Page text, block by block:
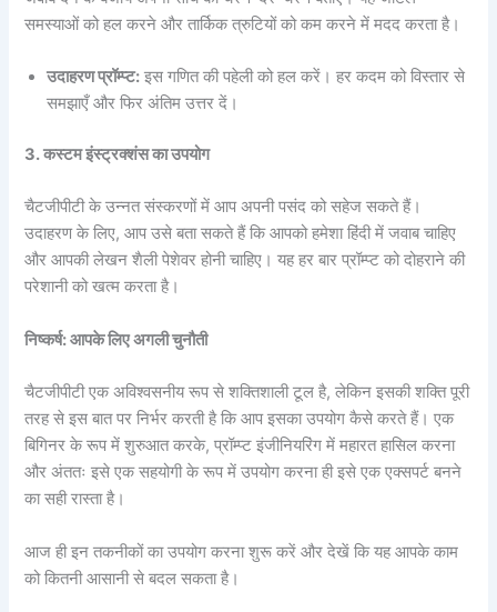
समस्याओं को हल करने और तार्किक त्रुटियों को कम करने में मदद करता है।
उदाहरणप्रॉम्प्ट: इस गणित की पहेली को हल करें। हर कदम को विस्तार से
समझाएँ और फिर अंतिम उत्तर दें।
3.कस्टमइंस्ट्रक्शंसकाउपयोग
चैटजीपीटी के उन्नत संस्करणों में आप अपनी पसंद को सहेज सकते हैं।
उदाहरण के लिए, आप उसे बता सकते हैं कि आपको हमेशा हिंदी में जवाब चाहिए
और आपकी लेखन शैली पेशेवर होनी चाहिए। यह हर बार प्रॉम्प्ट को दोहराने की
परेशानी को खत्म करता है।
निष्कर्ष:आपकेलिएअगलीचुनौती
चैटजीपीटी एक अविश्वसनीय रूप से शक्तिशाली टूल है, लेकिन इसकी शक्ति पूरी
तरह से इस बात पर निर्भर करती है कि आप इसका उपयोग कैसे करते हैं। एक
बिगिनर के रूप में शुरुआत करके, प्रॉम्प्ट इंजीनियरिंग में महारत हासिल करना
और अंततः इसे एक सहयोगी के रूप में उपयोग करना ही इसे एक एक्सपर्ट बनने
का सही रास्ता है।
आज ही इन तकनीकों का उपयोग करना शुरू करें और देखें कि यह आपके काम
को कितनी आसानी से बदल सकता है।